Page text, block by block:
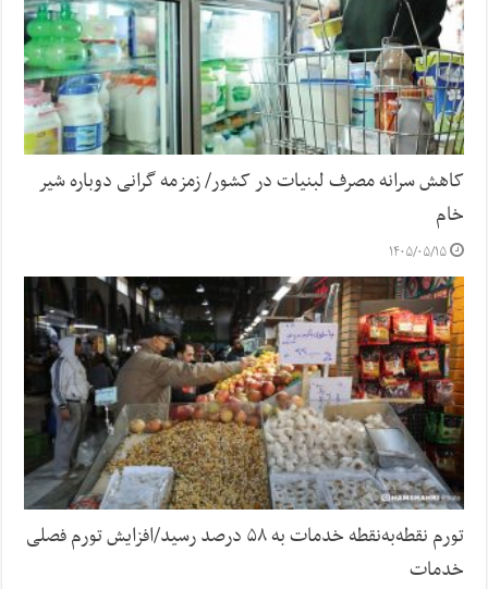
کاهش سرانه مصرف لبنیات در کشور/ زمزمه گرانی دوباره شیر
خام
۱۴۰۵/۰۵/۱۵
تورم نقطه‌به‌نقطه خدمات به ۵۸ درصد رسید/افزایش تورم فصلی
خدمات